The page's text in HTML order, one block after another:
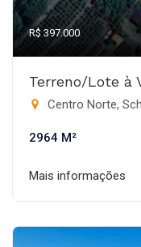
R$ 397.000
Terreno/Lote à
Centro Norte,
2964 M²
Mais informações